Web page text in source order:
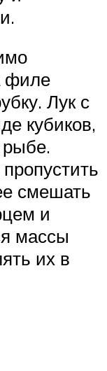
филе
Лук с
кубиков,
рыбе.
смешать
и
массы
их в